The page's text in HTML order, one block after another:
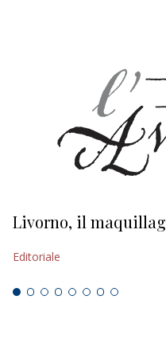
Livorno, il
Editoriale